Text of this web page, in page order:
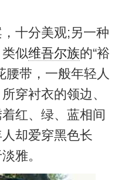
十分美观;另一种
似维吾尔族的“裕
腰带，一般年轻人
穿衬衣的领边、
红、绿、蓝相间
却爱穿黑色长
雅。